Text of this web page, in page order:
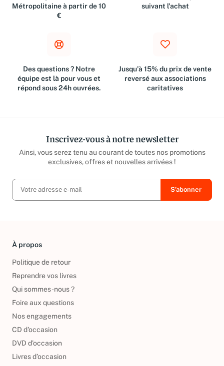
Métropolitaine à partir de 10
€
suivant l'achat
Des questions ? Notre
équipe est là pour vous et
répond sous 24h ouvrées.
Jusqu'à 15% du prix de vente
reversé aux associations
caritatives
Inscrivez-vous à notre newsletter
Ainsi, vous serez tenu au courant de toutes nos promotions
exclusives, offres et nouvelles arrivées !
À propos
Politique de retour
Reprendre vos livres
Qui sommes-nous ?
Foire aux questions
Nos engagements
CD d'occasion
DVD d'occasion
Livres d’occasion